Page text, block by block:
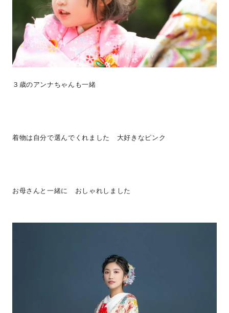
３歳のアンナちゃんも一緒
着物は自分で選んでくれました 大好きなピンク
お母さんと一緒に おしゃれしました